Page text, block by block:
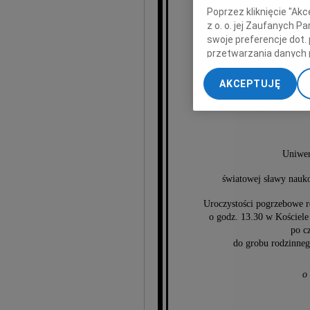
światowej sławy
Uroczystości pogrzebowe
o godz. 13.30 w
po
do grobu
o
Poprzez kliknięcie
z o. o. jej Zaufanych
swoje preferencje dot.
przetwarzania danych
„Ustawienia
My, nasi Zaufani
dokładnych danych
Przechowywanie
treści, badnie
AKCEPTUJĘ